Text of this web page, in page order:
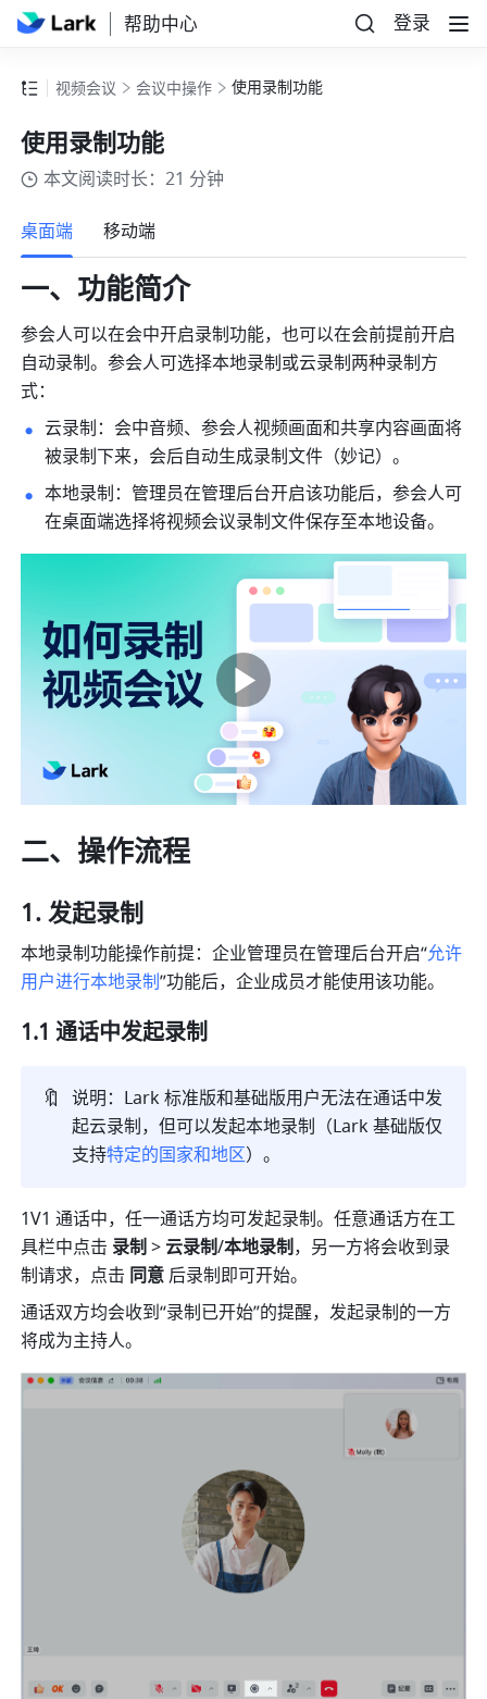
帮助中心 登录
视频会议 会议中操作 使用录制功能
使用录制功能
本文阅读时长：21 分钟
桌面端
移动端
一、功能简介
参会人可以在会中开启录制功能，也可以在会前提前开启
自动录制。参会人可选择本地录制或云录制两种录制方
式：
云录制：会中音频、参会人视频画面和共享内容画面将
被录制下来，会后自动生成录制文件（妙记）。
本地录制：管理员在管理后台开启该功能后，参会人可
在桌面端选择将视频会议录制文件保存至本地设备。
二、操作流程
发起录制
本地录制功能操作前提：企业管理员在管理后台开启“允许
用户进行本地录制”功能后，企业成员才能使用该功能。
1.1 通话中发起录制
🔖 说明：Lark 标准版和基础版用户无法在通话中发
起云录制，但可以发起本地录制（Lark 基础版仅
支持特定的国家和地区）。
1V1 通话中，任一通话方均可发起录制。任意通话方在工
具栏中点击 录制 > 云录制/本地录制，另一方将会收到录
制请求，点击 同意 后录制即可开始。
通话双方均会收到“录制已开始”的提醒，发起录制的一方
将成为主持人。